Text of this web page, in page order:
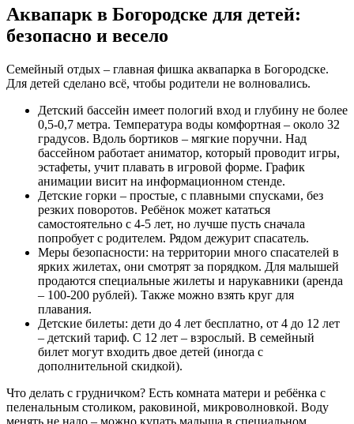
Аквапарк в Богородске для детей:
безопасно и весело
Семейный отдых – главная фишка аквапарка в Богородске.
Для детей сделано всё, чтобы родители не волновались.
Детский бассейн имеет пологий вход и глубину не более
0,5-0,7 метра. Температура воды комфортная – около 32
градусов. Вдоль бортиков – мягкие поручни. Над
бассейном работает аниматор, который проводит игры,
эстафеты, учит плавать в игровой форме. График
анимации висит на информационном стенде.
Детские горки – простые, с плавными спусками, без
резких поворотов. Ребёнок может кататься
самостоятельно с 4-5 лет, но лучше пусть сначала
попробует с родителем. Рядом дежурит спасатель.
Меры безопасности: на территории много спасателей в
ярких жилетах, они смотрят за порядком. Для малышей
продаются специальные жилеты и нарукавники (аренда
– 100-200 рублей). Также можно взять круг для
плавания.
Детские билеты: дети до 4 лет бесплатно, от 4 до 12 лет
– детский тариф. С 12 лет – взрослый. В семейный
билет могут входить двое детей (иногда с
дополнительной скидкой).
Что делать с грудничком? Есть комната матери и ребёнка с
пеленальным столиком, раковиной, микроволновкой. Воду